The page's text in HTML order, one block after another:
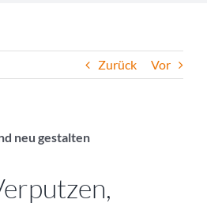
Zurück Vor
neu gestalten